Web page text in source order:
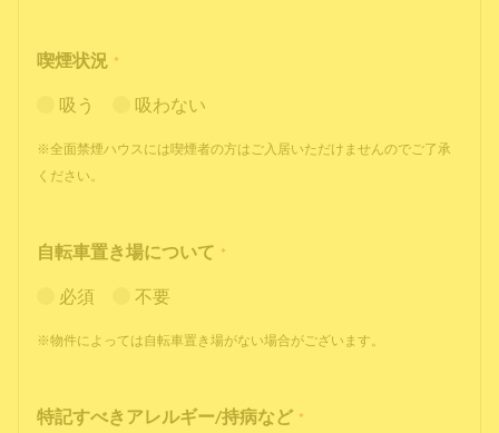
喫煙状況 *
吸う 吸わない
※全面禁煙ハウスには喫煙者の方はご入居いただけませんのでご了承
ください。
自転車置き場について *
必須 不要
※物件によっては自転車置き場がない場合がございます。
特記すべきアレルギー/持病など *